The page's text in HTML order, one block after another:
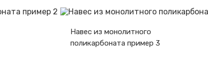
Навес из монолитного
поликарбоната пример 3